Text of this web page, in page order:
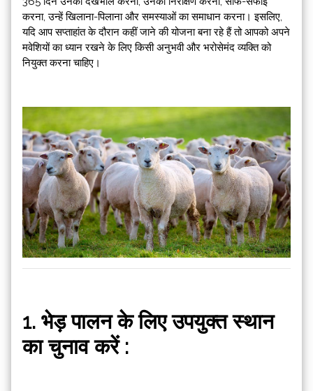
करना, उन्हें खिलाना-पिलाना और समस्याओं का समाधान करना। इसलिए,
यदि आप सप्ताहांत के दौरान कहीं जाने की योजना बना रहे हैं तो आपको अपने
मवेशियों का ध्यान रखने के लिए किसी अनुभवी और भरोसेमंद व्यक्ति को
नियुक्त करना चाहिए।
1. भेड़ पालन के लिए उपयुक्त स्थान
का चुनाव करें :